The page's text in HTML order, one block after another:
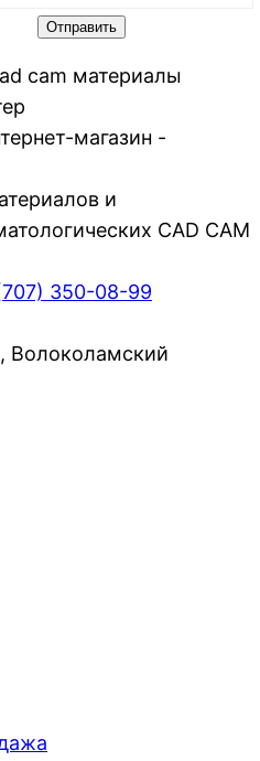
магазин -
и
CAD CAM
350-08-99
Волоколамский